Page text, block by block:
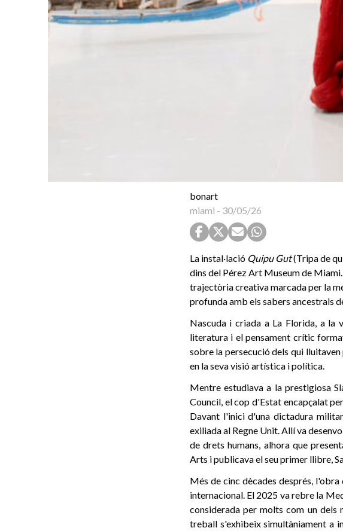
bonart
miami - 30/05/26
La instal·lació Quipu Gut(Tripa de
dins del Pérez Art Museum de
trajectòria creativa marcada per la
profunda amb els sabers ancestrals
Nascuda i criada a La Florida, a la
literatura i el pensament crític
sobre la persecució dels qui
en la seva visió artística i política.
Mentre estudiava a la prestigiosa
Council, el cop d'Estat encapçalat
Davant l'inici d'una dictadura
exiliada al Regne Unit. Allí va
de drets humans, alhora que
Arts i publicava el seu primer llibre,
Més de cinc dècades després,
internacional. El 2025 va rebre la
considerada per molts com un dels
treball s'exhibeix simultàniament a